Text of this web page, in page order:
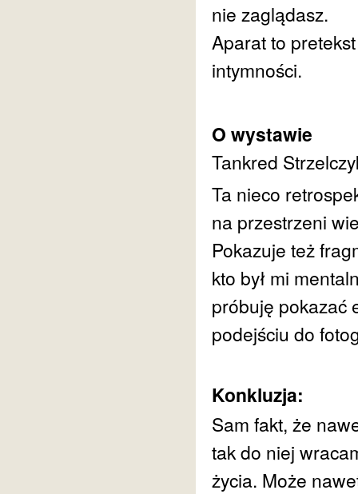
nie zaglądasz.
Aparat to
intymności.
O wystawie
Tankred
Ta nieco
na przestrzeni
Pokazuje też
kto był mi
próbuję pokazać
podejściu do
Konkluzja:
Sam fakt, że
tak do niej
życia. Może